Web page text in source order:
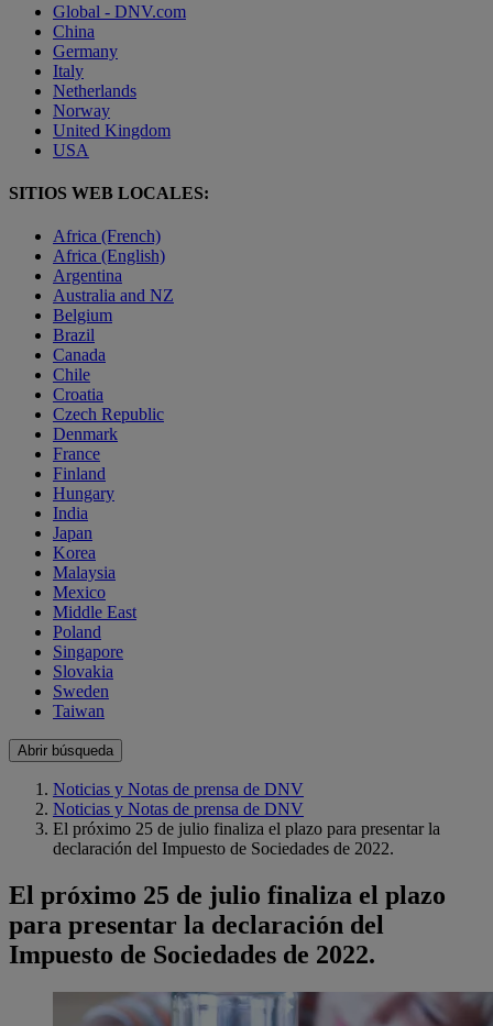
Global - DNV.com
China
Germany
Italy
Netherlands
Norway
United Kingdom
USA
SITIOS WEB LOCALES:
Africa (French)
Africa (English)
Argentina
Australia and NZ
Belgium
Brazil
Canada
Chile
Croatia
Czech Republic
Denmark
France
Finland
Hungary
India
Japan
Korea
Malaysia
Mexico
Middle East
Poland
Singapore
Slovakia
Sweden
Taiwan
Abrir búsqueda
Noticias y Notas de prensa de DNV
Noticias y Notas de prensa de DNV
El próximo 25 de julio finaliza el plazo para presentar la
declaración del Impuesto de Sociedades de 2022.
El próximo 25 de julio finaliza el plazo
para presentar la declaración del
Impuesto de Sociedades de 2022.